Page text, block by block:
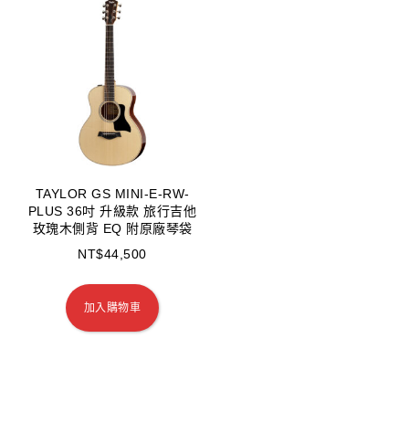
TAYLOR GS MINI-E-RW-
PLUS 36吋 升級款 旅行吉他
玫瑰木側背 EQ 附原廠琴袋
NT$44,500
加入購物車